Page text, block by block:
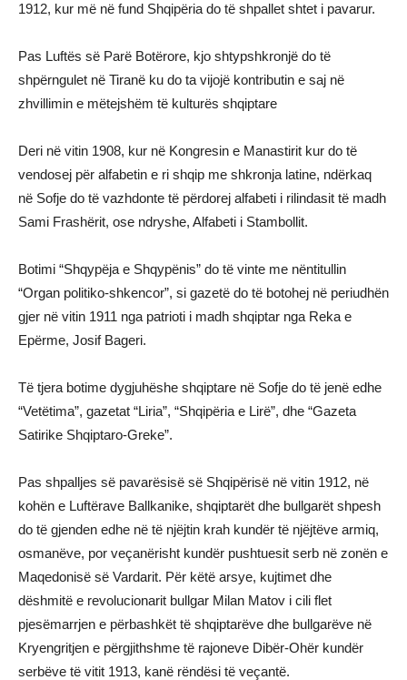
1912, kur më në fund Shqipëria do të shpallet shtet i pavarur.
Pas Luftës së Parë Botërore, kjo shtypshkronjë do të
shpërngulet në Tiranë ku do ta vijojë kontributin e saj në
zhvillimin e mëtejshëm të kulturës shqiptare
Deri në vitin 1908, kur në Kongresin e Manastirit kur do të
vendosej për alfabetin e ri shqip me shkronja latine, ndërkaq
në Sofje do të vazhdonte të përdorej alfabeti i rilindasit të madh
Sami Frashërit, ose ndryshe, Alfabeti i Stambollit.
Botimi “Shqypëja e Shqypënis” do të vinte me nëntitullin
“Organ politiko-shkencor”, si gazetë do të botohej në periudhën
gjer në vitin 1911 nga patrioti i madh shqiptar nga Reka e
Epërme, Josif Bageri.
Të tjera botime dygjuhëshe shqiptare në Sofje do të jenë edhe
“Vetëtima”, gazetat “Liria”, “Shqipëria e Lirë”, dhe “Gazeta
Satirike Shqiptaro-Greke”.
Pas shpalljes së pavarësisë së Shqipërisë në vitin 1912, në
kohën e Luftërave Ballkanike, shqiptarët dhe bullgarët shpesh
do të gjenden edhe në të njëjtin krah kundër të njëjtëve armiq,
osmanëve, por veçanërisht kundër pushtuesit serb në zonën e
Maqedonisë së Vardarit. Për këtë arsye, kujtimet dhe
dëshmitë e revolucionarit bullgar Milan Matov i cili flet
pjesëmarrjen e përbashkët të shqiptarëve dhe bullgarëve në
Kryengritjen e përgjithshme të rajoneve Dibër-Ohër kundër
serbëve të vitit 1913, kanë rëndësi të veçantë.